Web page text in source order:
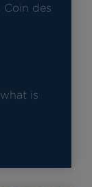
Coin des
is